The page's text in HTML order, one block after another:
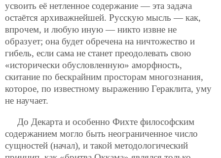
усвоить её нетленное содержание — эта задача
остаётся архиважнейшей. Русскую мысль — как,
впрочем, и любую иную — никто извне не
образует; она будет обречена на ничтожество и
гибель, если сама не станет преодолевать свою
«исторически обусловленную» аморфность,
скитание по бескрайним просторам многознания,
которое, по известному выражению Гераклита, уму
не научает.
До Декарта и особенно Фихте философским
содержанием могло быть неограниченное число
сущностей (начал), и такой методологический